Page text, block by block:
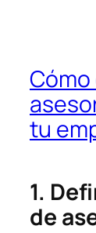
tu
1.
de